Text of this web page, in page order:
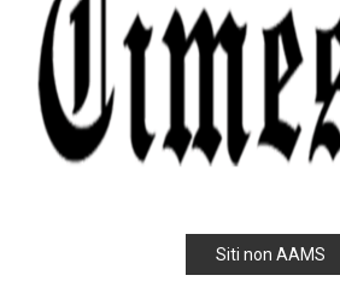
Siti non AAMS